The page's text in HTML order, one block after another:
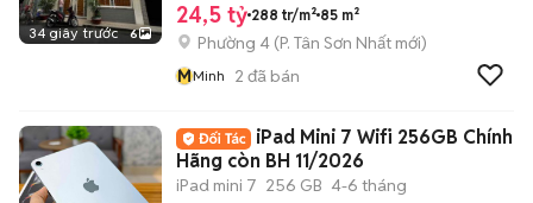
34 giây trước 6
24,5 tỷ 288 tr/m² 85 m²
Phường 4 (P. Tân Sơn Nhất mới)
MMinh 2 đã bán
iPad Mini 7 Wifi 256GB Chính
Hãng còn BH 11/2026
iPad mini 7 256 GB 4-6 tháng